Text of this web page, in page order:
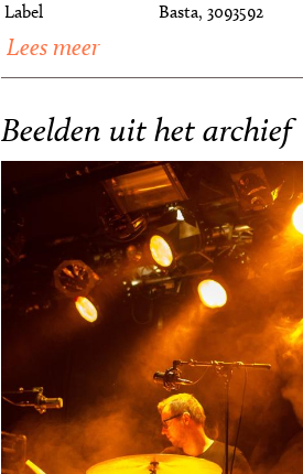
Label
Basta, 3093592
Lees meer
Beelden uit het archief